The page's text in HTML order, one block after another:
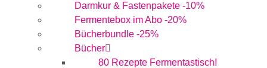
Darmkur & Fastenpakete -10%
Fermentebox im Abo -20%
Bücherbundle -25%
Bücher
80 Rezepte Fermentastisch!